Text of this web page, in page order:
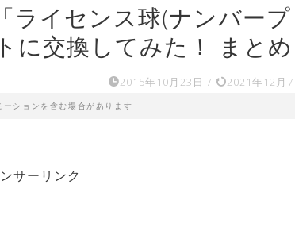
ライセンス球(ナンバープ
に交換してみた！ まとめ
2015年10月23日 / 2021年12月7
ションを含む場合があります
サーリンク